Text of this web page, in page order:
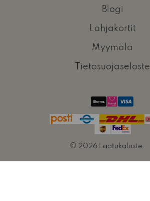
Blogi
Lahjakortit
Myymälä
Tietosuojaseloste
© 2026 Laatukaluste